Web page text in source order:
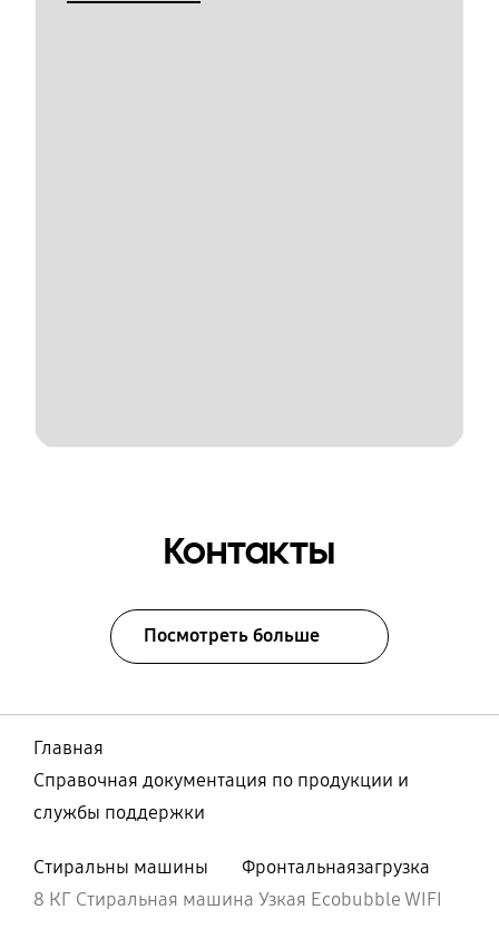
Контакты
Посмотреть больше
Главная
Справочная документация по продукции и
службы поддержки
Стиральны машины
Фронтальнаязагрузка
8 КГ Стиральная машина Узкая Ecobubble WIFI